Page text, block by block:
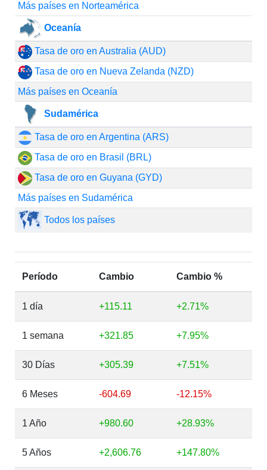
Más países en Norteamérica
Oceanía
Tasa de oro en Australia (AUD)
Tasa de oro en Nueva Zelanda (NZD)
Más países en Oceanía
Sudamérica
Tasa de oro en Argentina (ARS)
Tasa de oro en Brasil (BRL)
Tasa de oro en Guyana (GYD)
Más países en Sudamérica
Todos los países
Período Cambio Cambio %
1 día +115.11 +2.71%
1 semana +321.85 +7.95%
30 Días +305.39 +7.51%
6 Meses -604.69 -12.15%
1 Año +980.60 +28.93%
5 Años +2,606.76 +147.80%